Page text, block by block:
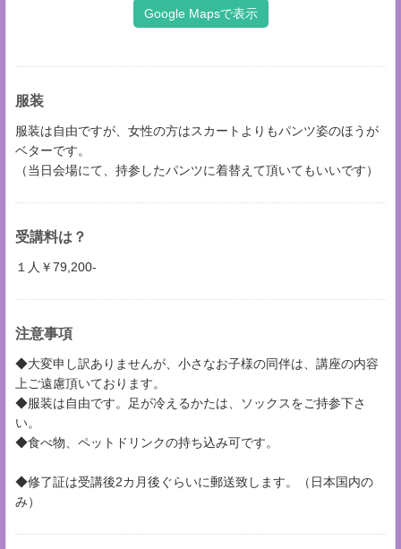
Google Mapsで表示
服装
服装は自由ですが、女性の方はスカートよりもパンツ姿のほうが
ベターです。
（当日会場にて、持参したパンツに着替えて頂いてもいいです）
受講料は？
１人￥79,200-
注意事項
◆大変申し訳ありませんが、小さなお子様の同伴は、講座の内容
上ご遠慮頂いております。
◆服装は自由です。足が冷えるかたは、ソックスをご持参下さ
い。
◆食べ物、ペットドリンクの持ち込み可です。
◆修了証は受講後2カ月後ぐらいに郵送致します。（日本国内の
み）